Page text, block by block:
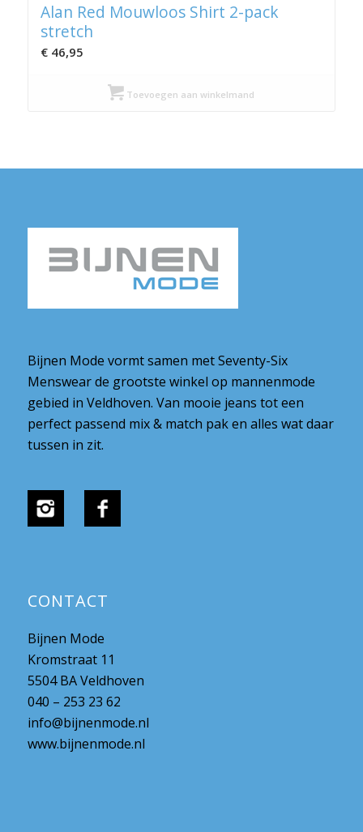
Alan Red Mouwloos Shirt 2-pack
stretch
€46,95
Toevoegen aan winkelmand
Bijnen Mode vormt samen met Seventy-Six
Menswear de grootste winkel op mannenmode
gebied in Veldhoven. Van mooie jeans tot een
perfect passend mix & match pak en alles wat daar
tussen in zit.
CONTACT
Bijnen Mode
Kromstraat 11
5504 BA Veldhoven
040 – 253 23 62
info@bijnenmode.nl
www.bijnenmode.nl